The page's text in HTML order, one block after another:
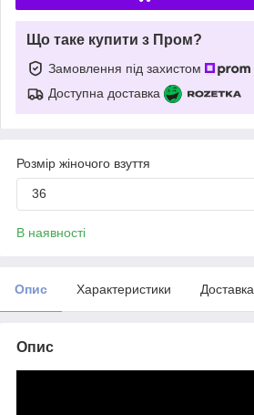
Що таке купити з Пром?
Замовлення під захистом
Доступна доставка
Розмір жіночого взуття
36
В наявності
Опис Характеристики Доставка
Опис